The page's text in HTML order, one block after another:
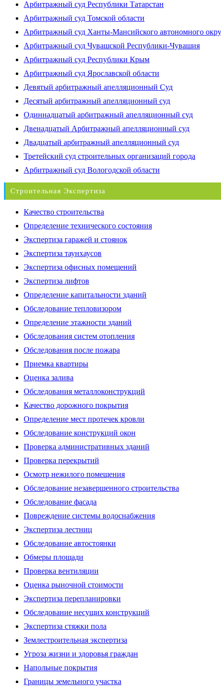
Арбитражный суд Республики Татарстан
Арбитражный суд Томской области
Арбитражный суд Ханты-Мансийского автономного
Арбитражный суд Чувашской Республики-Чувашия
Арбитражный суд Республики Крым
Арбитражный суд Ярославской области
Девятый арбитражный апелляционный Суд
Десятый арбитражный апелляционный суд
Одиннадцатый арбитражный апелляционный суд
Двенадцатый Арбитражный апелляционный суд
Двадцатый арбитражный апелляционный суд
Третейский суд строительных организаций города
Арбитражный суд Вологодской области
Строительная Экспертиза
Качество строительства
Определение технического состояния
Экспертиза гаражей и стоянок
Экспертиза таунхаусов
Экспертиза офисных помещений
Экспертиза лифтов
Определение капитальности зданий
Обследование тепловизором
Определение этажности зданий
Обследования систем отопления
Обследования после пожара
Приемка квартиры
Оценка залива
Обследования металлоконструкций
Качество дорожного покрытия
Определение мест протечек кровли
Обследование конструкций окон
Проверка административных зданий
Проверка перекрытий
Осмотр нежилого помещения
Обследование незавершенного строительства
Обследование фасада
Повреждение системы водоснабжения
Экспертиза лестниц
Обследование автостоянки
Обмеры площади
Проверка вентиляции
Оценка рыночной стоимости
Экспертиза перепланировки
Обследование несущих конструкций
Экспертиза стяжки пола
Землестроительная экспертиза
Угроза жизни и здоровья граждан
Напольные покрытия
Границы земельного участка